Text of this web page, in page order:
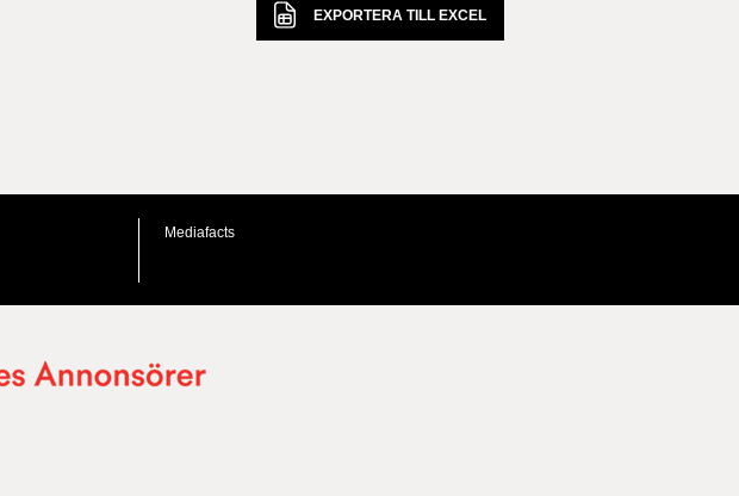
EXPORTERA TILL EXCEL
Mediafacts